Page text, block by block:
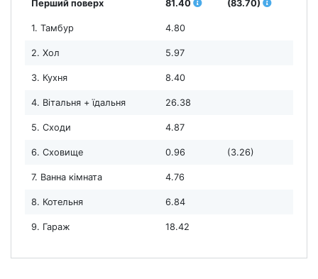
Перший поверх 81.40 (83.70)
1. Тамбур 4.80
2. Хол 5.97
3. Кухня 8.40
4. Вітальня + їдальня 26.38
5. Сходи 4.87
6. Сховище 0.96 (3.26)
7. Ванна кімната 4.76
8. Котельня 6.84
9. Гараж 18.42